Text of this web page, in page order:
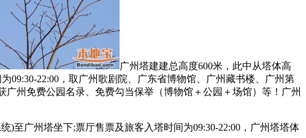
广州塔建建总高度600米，此中从塔体高
09:30-22:00，取广州歌剧院、广东省博物馆、广州藏书楼、广州第
州免费公园名录、免费勾当保举（博物馆＋公园＋场馆）等！广州
广州塔坐下;票厅售票及旅客入塔时间为09:30-22:00，广州塔塔体